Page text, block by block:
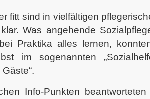
fitt sind in vielfältigen
Was angehende
Praktika alles lernen,
im sogenannten
Info-Punkten